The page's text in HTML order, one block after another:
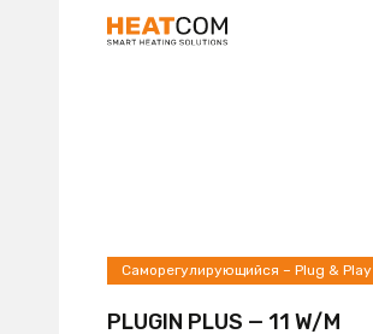
Саморегулирующийся – Plug & Play
PLUGIN PLUS — 11 W/M